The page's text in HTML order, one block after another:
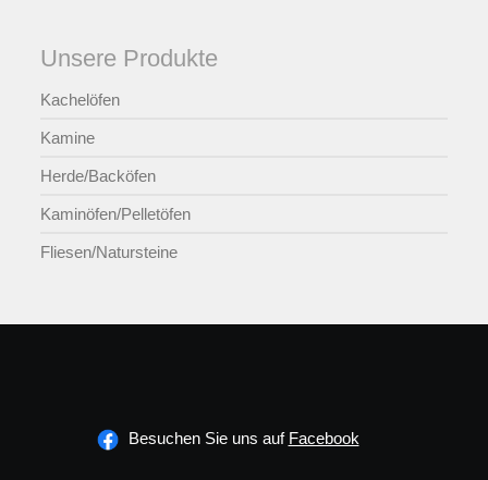
Unsere Produkte
Kachelöfen
Kamine
Herde/Backöfen
Kaminöfen/Pelletöfen
Fliesen/Natursteine
Besuchen Sie uns auf Facebook